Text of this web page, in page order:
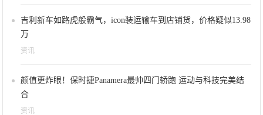
吉利新车如路虎般霸气，icon装运输车到店铺货，价格疑似13.98
万
资讯
颜值更炸眼！保时捷Panamera最帅四门轿跑 运动与科技完美结
合
资讯